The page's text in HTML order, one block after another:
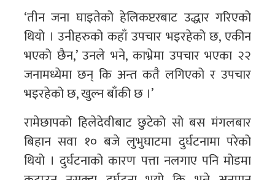
‘तीन जना घाइतेको हेलिकप्टरबाट उद्धार गरिएको
थियो । उनीहरुको कहाँ उपचार भइरहेको छ, एकीन
भएको छैन,’ उनले भने, काभ्रेमा उपचार भएका २२
जनामध्येमा छन् कि अन्त कतै लगिएको र उपचार
भइरहेको छ, खुल्न बाँकी छ ।’
रामेछापको हिलेदेवीबाट छुटेको सो बस मंगलबार
बिहान सवा १० बजे लुभुघाटमा दुर्घटनामा परेको
थियो । दुर्घटनाको कारण पत्ता नलगाए पनि मोडमा